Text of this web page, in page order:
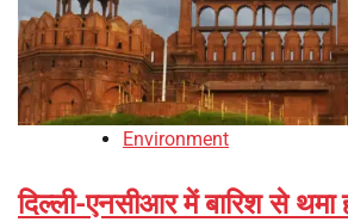
Environment
दिल्ली-एनसीआर में बारिश से